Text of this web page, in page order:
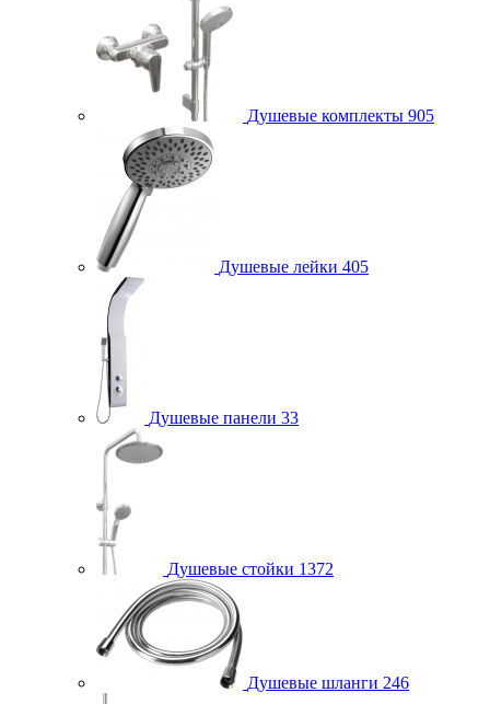
Душевые комплекты 905
Душевые лейки 405
Душевые панели 33
Душевые стойки 1372
Душевые шланги 246